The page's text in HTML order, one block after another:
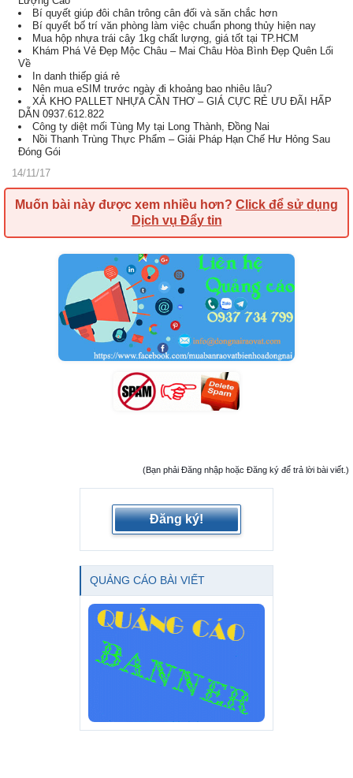
Bí quyết giúp đôi chân trông cân đối và săn chắc hơn
Bí quyết bố trí văn phòng làm việc chuẩn phong thủy hiện nay
Mua hộp nhựa trái cây 1kg chất lượng, giá tốt tại TP.HCM
Khám Phá Vẻ Đẹp Mộc Châu – Mai Châu Hòa Bình Đẹp Quên Lối
Về
In danh thiếp giá rẻ
Nên mua eSIM trước ngày đi khoảng bao nhiêu lâu?
XẢ KHO PALLET NHỰA CẦN THƠ – GIÁ CỰC RẺ ƯU ĐÃI HẤP
DẪN 0937.612.822
Công ty diệt mối Tùng My tại Long Thành, Đồng Nai
Nồi Thanh Trùng Thực Phẩm – Giải Pháp Hạn Chế Hư Hỏng Sau
Đóng Gói
14/11/17
Muốn bài này được xem nhiều hơn? Click để sử dụng
Dịch vụ Đẩy tin
(Bạn phải Đăng nhập hoặc Đăng ký để trả lời bài viết.)
Đăng ký!
QUẢNG CÁO BÀI VIẾT